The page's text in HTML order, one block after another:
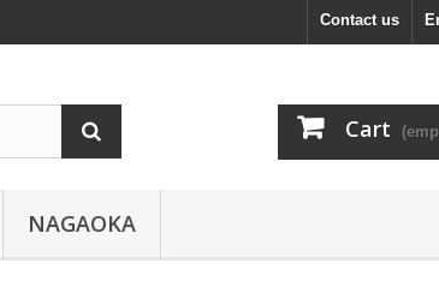
Contact us
Cart
NAGAOKA